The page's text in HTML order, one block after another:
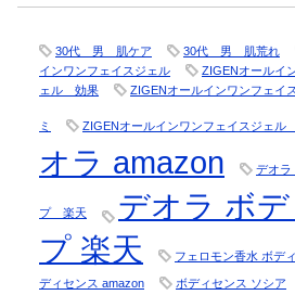
30代 男 肌ケア 30代 男 肌荒れ
インワンフェイスジェル
ZIGENオールイ
ェル 効果
ZIGENオールインワンフェイ
ミ ZIGENオールインワンフェイスジェ
オラ amazon
デオ
プ 楽天
デオラ ボ
プ 楽天
フェロモン香水 ボデ
ディセンス amazon ボディセンス ソシア